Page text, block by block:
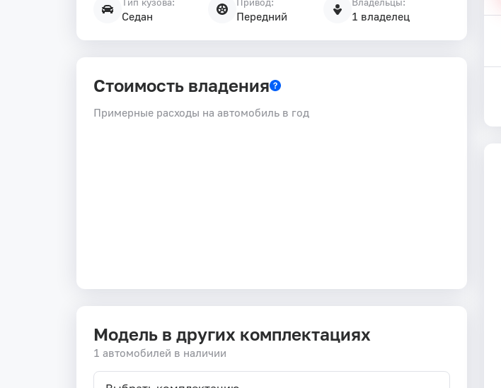
Седан Передний 1 владелец
Стоимость владения
Примерные расходы на автомобиль в год
Модель в других комплектациях
1 автомобилей в наличии